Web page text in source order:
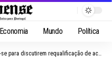
Economia Mundo Política
de acessibilidades em espaços que pertencem à REFER